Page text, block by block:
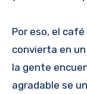
Por eso, el
convierta en
la gente
agradable se